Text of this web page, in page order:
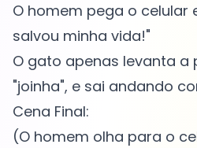
O homem pega o celular
salvou minha vida!"
O gato apenas levanta a
"joinha", e sai andando
Cena Final:
(O homem olha para o